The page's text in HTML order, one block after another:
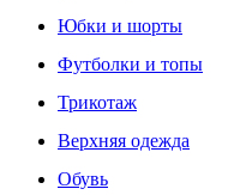
Юбки и шорты
Футболки и топы
Трикотаж
Верхняя одежда
Обувь